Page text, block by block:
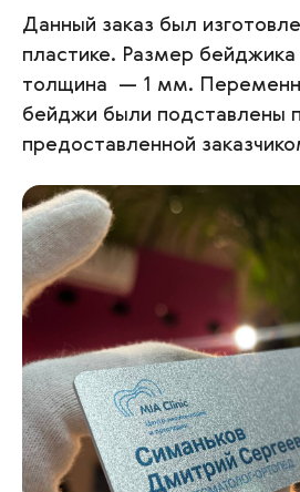
Данный заказ был
пластике. Размер
толщина — 1 мм.
бейджи были подставлены
предоставленной